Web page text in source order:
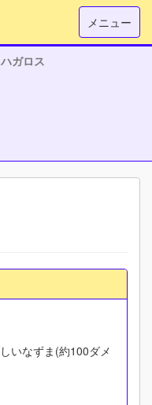
メニュー
ガロス
いなずま(約100ダメ